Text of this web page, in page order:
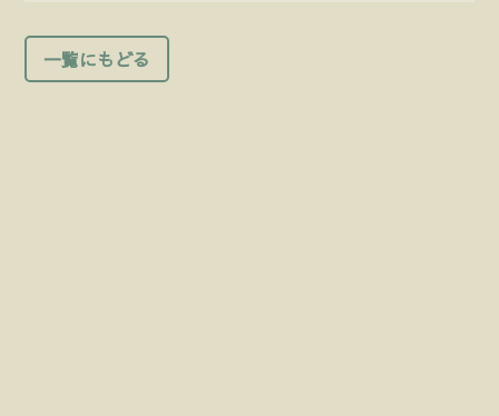
一覧にもどる